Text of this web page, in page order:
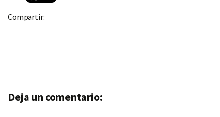
Compartir:
Navegación de entradas
Deja un comentario: